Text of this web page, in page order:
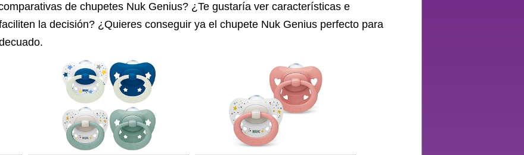
de chupetes Nuk Genius? ¿Te gustaría ver características e
la decisión? ¿Quieres conseguir ya el chupete Nuk Genius perfecto para